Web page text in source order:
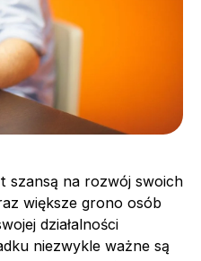
szansą na rozwój swoich
większe grono osób
działalności
niezwykle ważne są